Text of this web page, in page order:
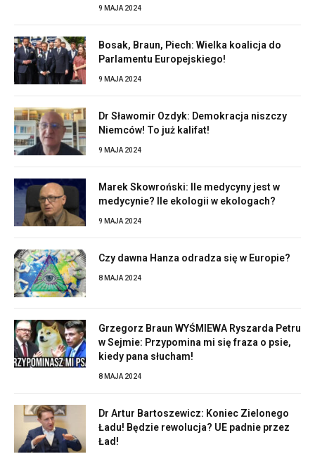
9 MAJA 2024
Bosak, Braun, Piech: Wielka koalicja do
Parlamentu Europejskiego!
9 MAJA 2024
Dr Sławomir Ozdyk: Demokracja niszczy
Niemców! To już kalifat!
9 MAJA 2024
Marek Skowroński: Ile medycyny jest w
medycynie? Ile ekologii w ekologach?
9 MAJA 2024
Czy dawna Hanza odradza się w Europie?
8 MAJA 2024
Grzegorz Braun WYŚMIEWA Ryszarda Petru
w Sejmie: Przypomina mi się fraza o psie,
kiedy pana słucham!
8 MAJA 2024
Dr Artur Bartoszewicz: Koniec Zielonego
Ładu! Będzie rewolucja? UE padnie przez
Ład!